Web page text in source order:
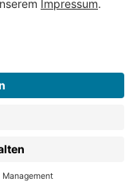
Deutschlands
36, D-70182